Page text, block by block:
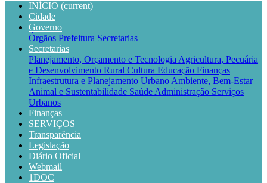
INÍCIO (current)
Cidade
Governo
Órgãos Prefeitura Secretarias
Secretarias
Planejamento, Orçamento e Tecnologia Agricultura, Pecuária
e Desenvolvimento Rural Cultura Educação Finanças
Infraestrutura e Planejamento Urbano Ambiente, Bem-Estar
Animal e Sustentabilidade Saúde Administração Serviços
Urbanos
Finanças
SERVIÇOS
Transparência
Legislação
Diário Oficial
Webmail
1DOC